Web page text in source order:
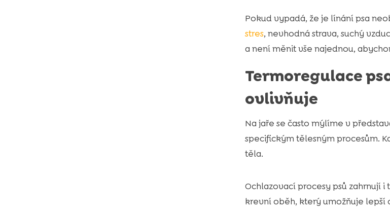
Pokud vypadá, že je línání psa
stres, nevhodná strava, suchý
a není měnit vše najednou,
Termoregulace
ovlivňuje
Na jaře se často mýlíme v
specifickým tělesným procesům.
těla.
Ochlazovací procesy psů zahrnují
krevní oběh, který umožňuje lepší